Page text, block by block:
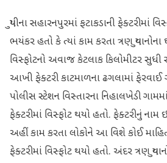
યુપીના સહારનપુરમાં ફટાકડાની ફેક્ટરીમાં
ભયંકર હતો કે ત્યાં કામ કરતા ત્રણ
વિસ્ફોટનો અવાજ કેટલાક કિલોમીટર
આખી ફેક્ટરી કાટમાળના ઢગલામાં
પોલીસ સ્ટેશન વિસ્તારના નિહાલખેડી
ફેક્ટરીમાં વિસ્ફોટ થયો હતો. ફેક્ટરીનું
અહીં કામ કરતા લોકોને આ વિશે કોઈ
ફેક્ટરીમાં વિસ્ફોટ થયો હતો. અંદર ત્રણ